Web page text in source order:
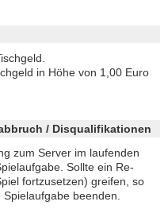
in Höhe von 1,00 Euro
/ Disqualifikationen
zum Server im laufenden
Sollte ein Re-
fortzusetzen) greifen, so
beenden.